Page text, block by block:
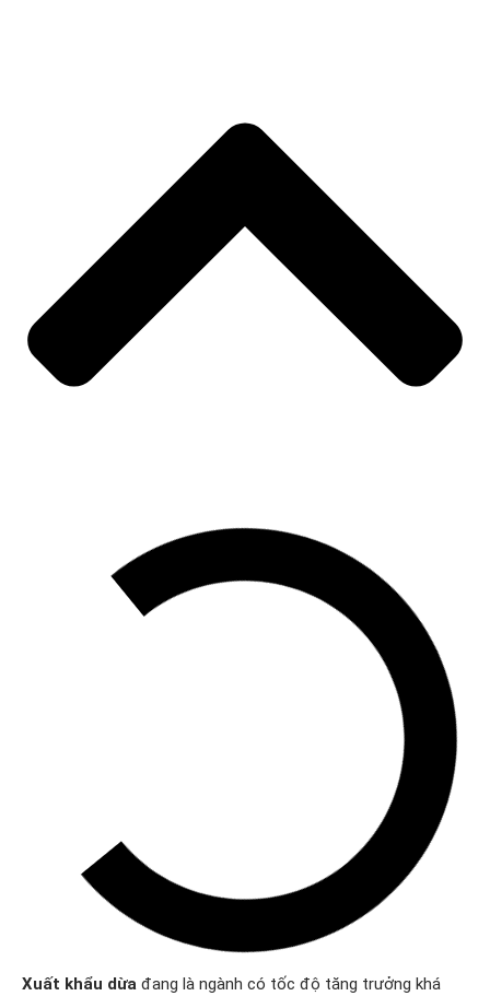
Xuất khẩu dừa đang là ngành có tốc độ tăng trưởng khá